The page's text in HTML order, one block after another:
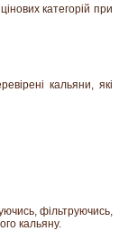
категорій при
кальяни, які
фільтруючись,
кальяну.